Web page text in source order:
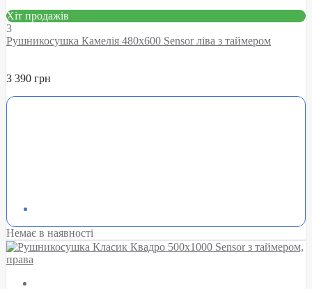
Хіт продажів
3
Рушникосушка Камелія 480х600 Sensor ліва з таймером
3 390 грн
Немає в наявності